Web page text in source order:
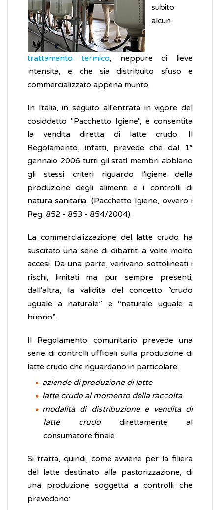
subito
alcun
trattamento termico, neppure di lieve
intensità, e che sia distribuito sfuso e
commercializzato appena munto.
In Italia, in seguito all'entrata in vigore del
cosiddetto "Pacchetto Igiene", è consentita
la vendita diretta di latte crudo. Il
Regolamento, infatti, prevede che dal 1°
gennaio 2006 tutti gli stati membri abbiano
gli stessi criteri riguardo l'igiene della
produzione degli alimenti e i controlli di
natura sanitaria. (Pacchetto Igiene, ovvero i
Reg. 852 - 853 - 854/2004).
La commercializzazione del latte crudo ha
suscitato una serie di dibattiti a volte molto
accesi. Da una parte, venivano sottolineati i
rischi, limitati ma pur sempre presenti;
dall'altra, la validità del concetto “crudo
uguale a naturale” e “naturale uguale a
buono”.
Il Regolamento comunitario prevede una
serie di controlli ufficiali sulla produzione di
latte crudo che riguardano in particolare:
aziende di produzione di latte
latte crudo al momento della raccolta
modalità di distribuzione e vendita di
latte crudodirettamente al
consumatore finale
Si tratta, quindi, come avviene per la filiera
del latte destinato alla pastorizzazione, di
una produzione soggetta a controlli che
prevedono: